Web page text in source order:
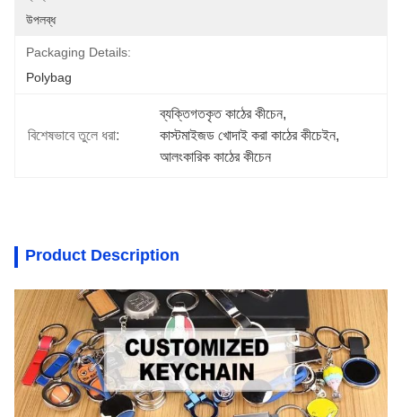
উপলব্ধ
Packaging Details:
Polybag
বিশেষভাবে তুলে ধরা:
ব্যক্তিগতকৃত কাঠের কীচেন,
কাস্টমাইজড খোদাই করা কাঠের কীচেইন,
আলংকারিক কাঠের কীচেন
Product Description